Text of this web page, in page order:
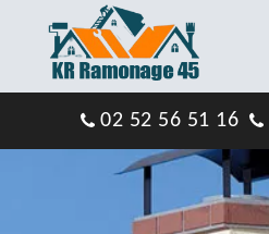
02 52 56 51 16